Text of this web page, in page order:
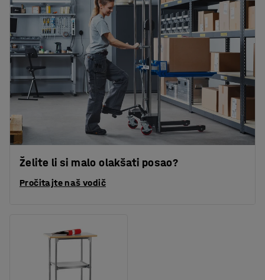
Želite li si malo olakšati posao?
Pročitajte naš vodič